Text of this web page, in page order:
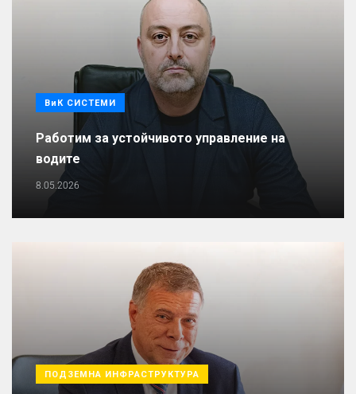
ВиК СИСТЕМИ
Работим за устойчивото управление на
водите
8.05.2026
ПОДЗЕМНА ИНФРАСТРУКТУРА